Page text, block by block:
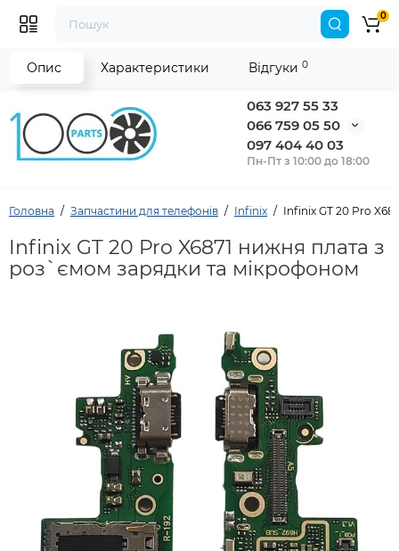
063 927 55 33
066 759 05 50
097 404 40 03
Пн-Пт з 10:00 до 18:00
0
Головна Запчастини для телефонів Infinix Infinix GT 20 Pro
Infinix GT 20 Pro X6871 нижня плата з
роз`ємом зарядки та мікрофоном
Опис Характеристики Відгуки 0